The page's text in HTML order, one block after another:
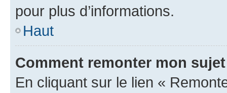
pour plus d’informations.
Haut
Comment remonter mon
En cliquant sur le lien «